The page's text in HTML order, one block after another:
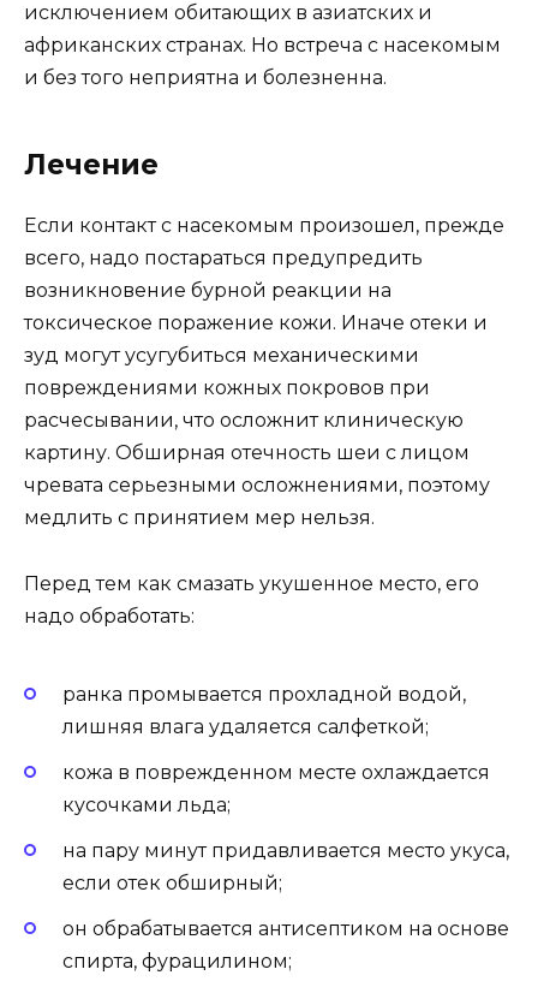
исключением обитающих в азиатских и
африканских странах. Но встреча с насекомым
и без того неприятна и болезненна.
Лечение
Если контакт с насекомым произошел, прежде
всего, надо постараться предупредить
возникновение бурной реакции на
токсическое поражение кожи. Иначе отеки и
зуд могут усугубиться механическими
повреждениями кожных покровов при
расчесывании, что осложнит клиническую
картину. Обширная отечность шеи с лицом
чревата серьезными осложнениями, поэтому
медлить с принятием мер нельзя.
Перед тем как смазать укушенное место, его
надо обработать:
ранка промывается прохладной водой,
лишняя влага удаляется салфеткой;
кожа в поврежденном месте охлаждается
кусочками льда;
на пару минут придавливается место укуса,
если отек обширный;
он обрабатывается антисептиком на основе
спирта, фурацилином;